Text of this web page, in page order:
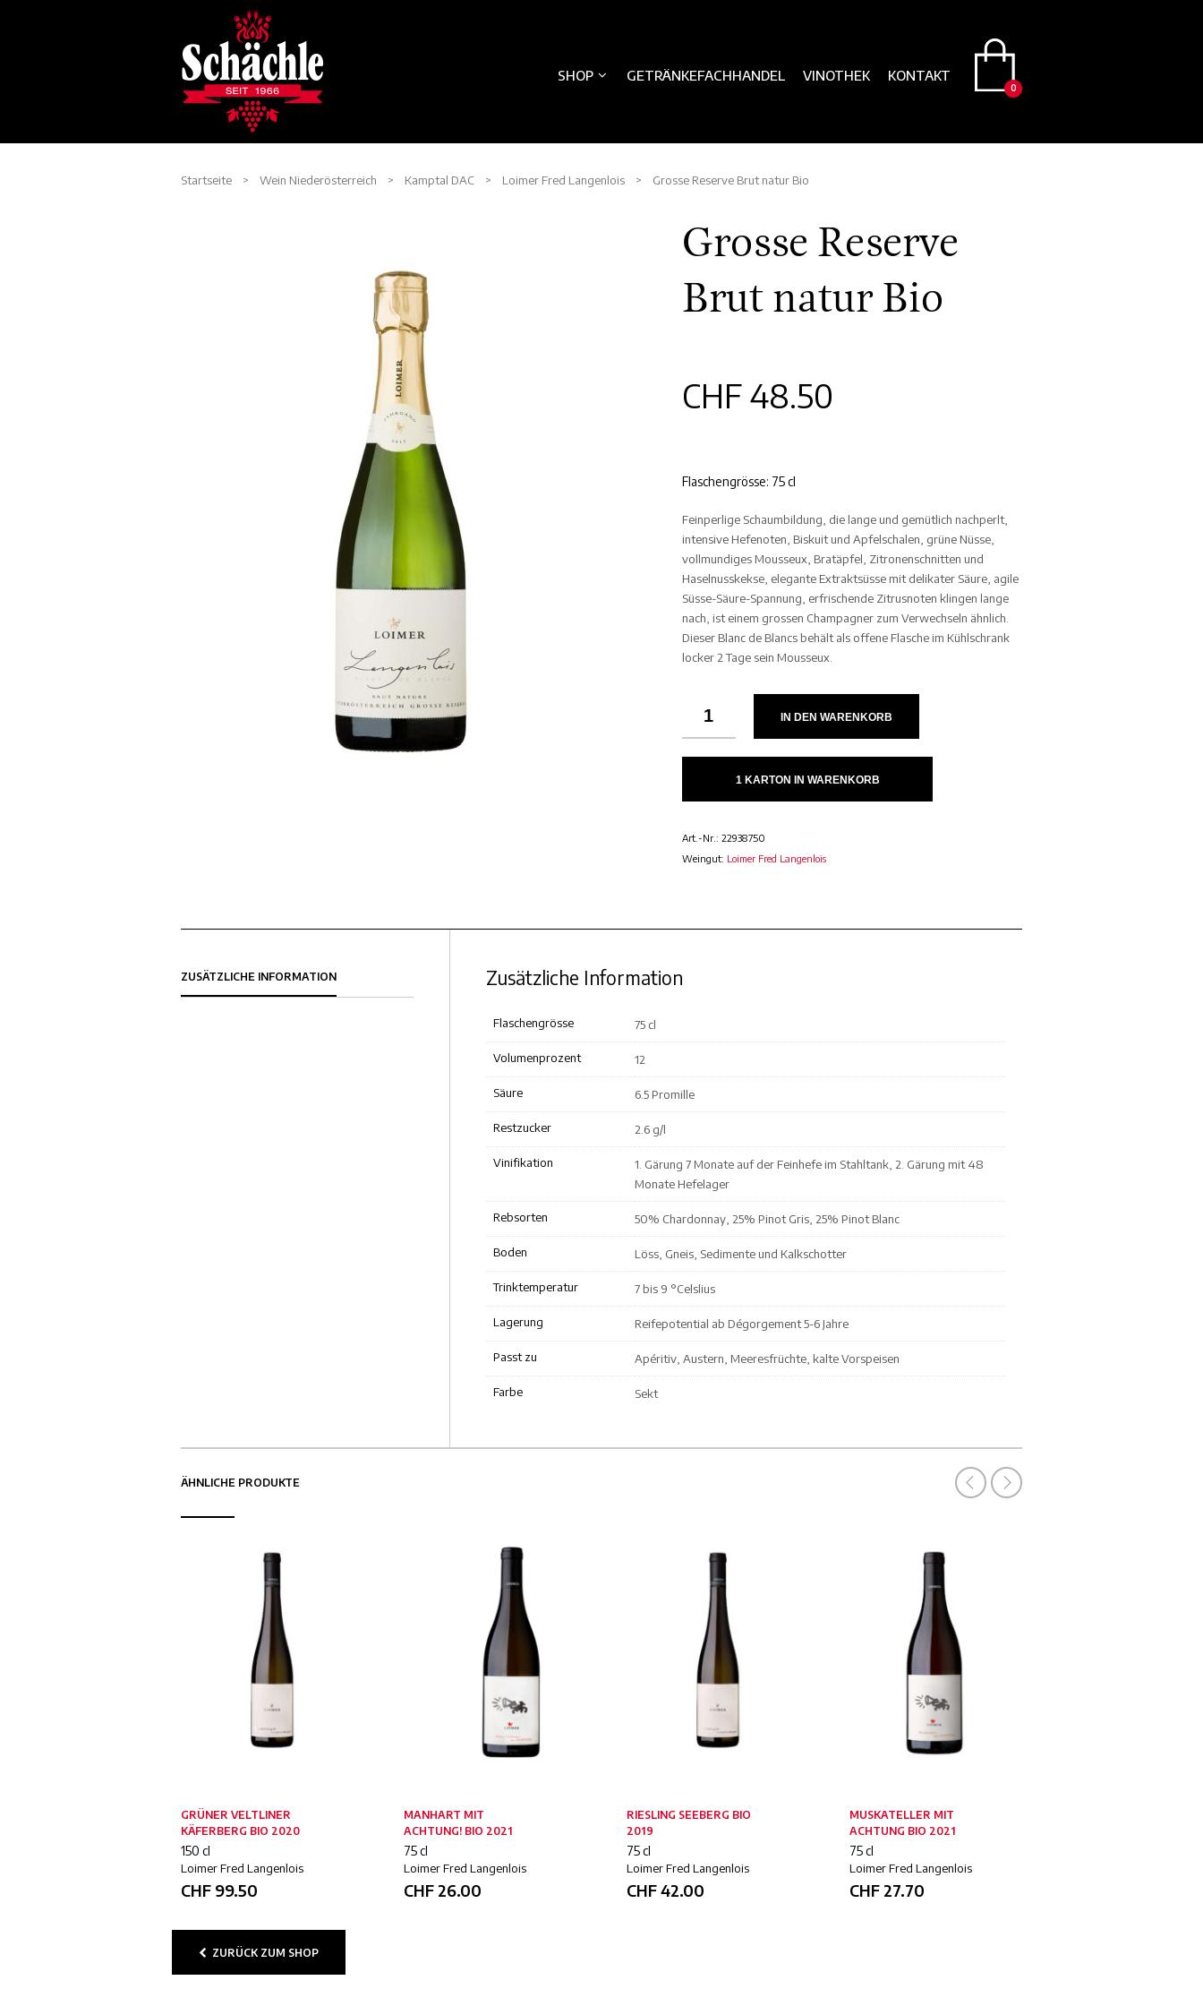
SHOP GETRÄNKEFACHHANDEL VINOTHEK KONTAKT
0
0
Startseite > Wein Niederösterreich > Kamptal DAC > Loimer Fred Langenlois > Grosse Reserve Brut natur Bio
Grosse Reserve
Brut natur Bio
CHF 48.50
Flaschengrösse: 75 cl
Feinperlige Schaumbildung, die lange und gemütlich nachperlt,
intensive Hefenoten, Biskuit und Apfelschalen, grüne Nüsse,
vollmundiges Mousseux, Bratäpfel, Zitronenschnitten und
Haselnusskekse, elegante Extraktsüsse mit delikater Säure, agile
Süsse-Säure-Spannung, erfrischende Zitrusnoten klingen lange
nach, ist einem grossen Champagner zum Verwechseln ähnlich.
Dieser Blanc de Blancs behält als offene Flasche im Kühlschrank
locker 2 Tage sein Mousseux.
IN DEN WARENKORB
1 KARTON IN WARENKORB
Art.-Nr.: 22938750
Weingut: Loimer Fred Langenlois
ZUSÄTZLICHE INFORMATION Zusätzliche Information
Flaschengrösse 75 cl
Volumenprozent 12
Säure 6.5 Promille
Restzucker 2.6 g/l
Vinifikation
1. Gärung 7 Monate auf der Feinhefe im Stahltank, 2. Gärung mit 48
Monate Hefelager
Rebsorten 50% Chardonnay, 25% Pinot Gris, 25% Pinot Blanc
Boden Löss, Gneis, Sedimente und Kalkschotter
Trinktemperatur 7 bis 9 °Celslius
Lagerung Reifepotential ab Dégorgement 5-6 Jahre
Passt zu Apéritiv, Austern, Meeresfrüchte, kalte Vorspeisen
Farbe Sekt
ÄHNLICHE PRODUKTE
GRÜNER VELTLINER
KÄFERBERG BIO 2020
150 cl
Loimer Fred Langenlois
CHF 99.50
MANHART MIT
ACHTUNG! BIO 2021
75 cl
Loimer Fred Langenlois
CHF 26.00
RIESLING SEEBERG BIO
2019
75 cl
Loimer Fred Langenlois
CHF42.00
MUSKATELLER MIT
ACHTUNG BIO 2021
75 cl
Loimer Fred Langenlois
CHF 27.70
ZURÜCK ZUM SHOP